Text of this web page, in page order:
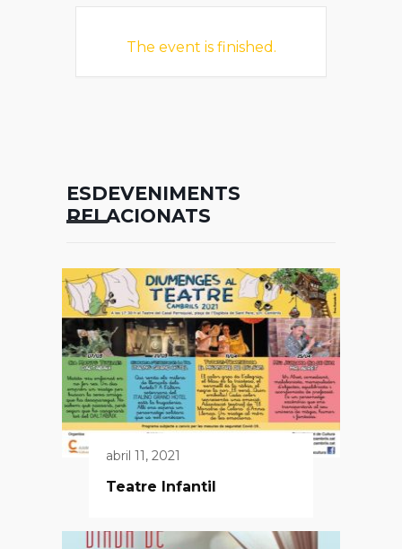
The event is finished.
ESDEVENIMENTS
RELACIONATS
abril 11, 2021
Teatre Infantil